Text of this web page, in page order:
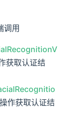
调用
获取认证结
作获取认证结